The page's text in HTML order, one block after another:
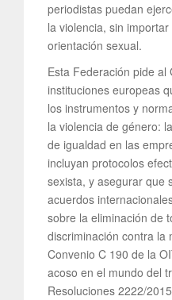
periodistas puedan
la violencia, sin
orientación sexual.
Esta Federación pide
instituciones europeas
los instrumentos y
la violencia de género:
de igualdad en las
incluyan protocolos
sexista, y asegurar que
acuerdos
sobre la eliminación de
discriminación contra la
Convenio C 190 de la
acoso en el mundo del
Resoluciones 2222/